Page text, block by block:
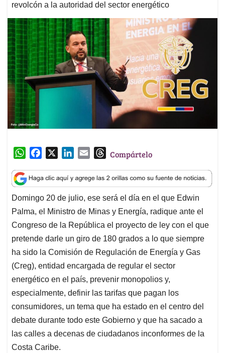
revolcón a la autoridad del sector energético
W
a
t
s
A
p
p
c
e
b
o
o
k
n
k
e
d
I
n
a
i
l
T
r
e
a
d
s
Compártelo
Domingo 20 de julio, ese será el día en el que Edwin
Palma, el Ministro de Minas y Energía, radique ante el
Congreso de la República el proyecto de ley con el que
pretende darle un giro de 180 grados a lo que siempre
ha sido la Comisión de Regulación de Energía y Gas
(Creg), entidad encargada de regular el sector
energético en el país, prevenir monopolios y,
especialmente, definir las tarifas que pagan los
consumidores, un tema que ha estado en el centro del
debate durante todo este Gobierno y que ha sacado a
las calles a decenas de ciudadanos inconformes de la
Costa Caribe.